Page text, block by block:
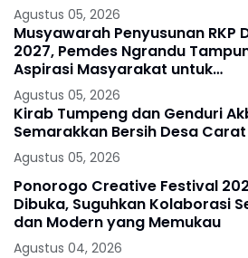
Agustus 05, 2026
Musyawarah Penyusunan RKP
2027, Pemdes Ngrandu
Aspirasi Masyarakat untuk
Pembangunan Berkelanjutan
Agustus 05, 2026
Kirab Tumpeng dan Genduri
Semarakkan Bersih Desa
Agustus 05, 2026
Ponorogo Creative Festival
Dibuka, Suguhkan Kolaborasi
dan Modern yang Memukau
Agustus 04, 2026